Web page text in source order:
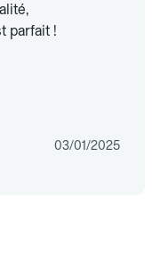
parfait !
03/01/2025